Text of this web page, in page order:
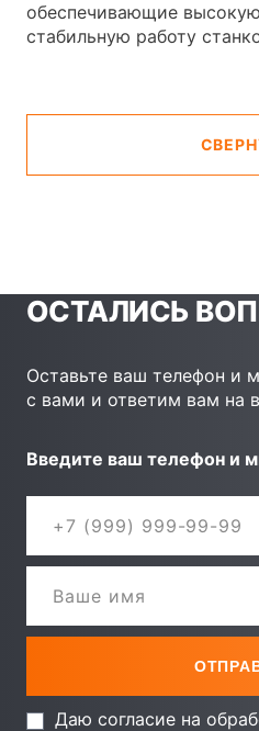
обеспечивающие
стабильную работу
ОСТАЛИСЬ
Оставьте ваш телефон и
с вами и ответим вам на
Введите ваш телефон и
Даю согласие на